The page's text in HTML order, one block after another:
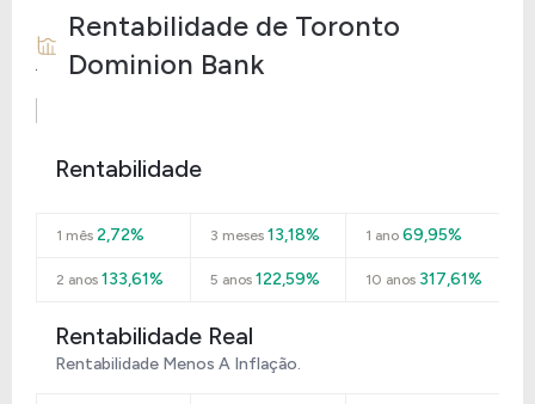
Rentabilidade de Toronto
Dominion Bank
Rentabilidade
1 mês 2,72% 3 meses 13,18% 1 ano69,95%
2 anos 133,61% 5 anos 122,59% 10 anos317,61%
Rentabilidade Real
Rentabilidade Menos A Inflação.